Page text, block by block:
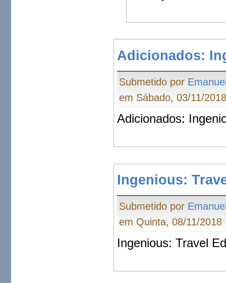
Adicionados:
Submetido por
em Sábado, 03/11/
Adicionados:
Ingenious:
Submetido por
em Quinta, 08/11/2018
Ingenious: Travel